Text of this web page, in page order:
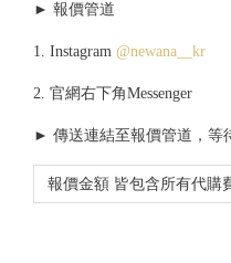
► 報價管道
1. Instagram @newana__kr
2. 官網右下角Messenger
► 傳送連結至報價管道，等
報價金額 皆包含所有代購